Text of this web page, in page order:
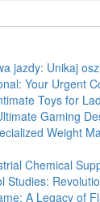
jazdy: Unikaj
Your Urgent
Toys for
Gaming
Weight
Chemical
Studies:
A Legacy of